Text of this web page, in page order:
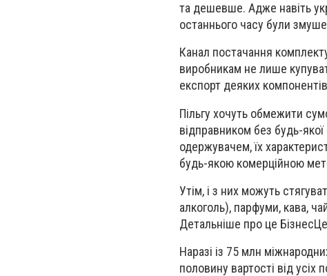
та дешевше. Адже навіть
останнього часу були
Канал постачання
виробникам не лише
експорт деяких
Пільгу хочуть обмежити
відправником без будь-
одержувачем, їх
будь-якою комерційною
Утім, і з них можуть
алкоголь), парфуми, кава,
Детальніше про це
Наразі із 75 млн
половину вартості від